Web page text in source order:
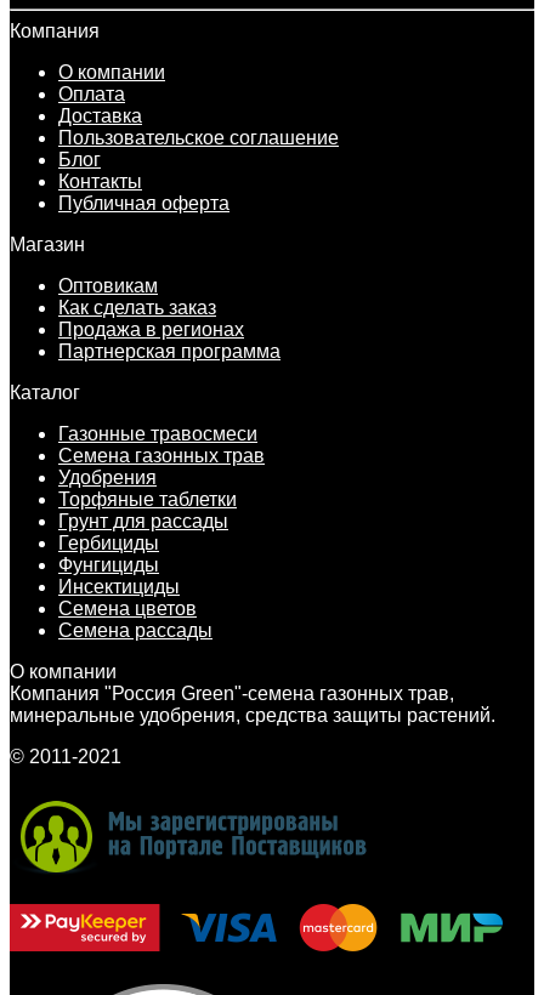
Компания
О компании
Оплата
Доставка
Пользовательское соглашение
Блог
Контакты
Публичная оферта
Магазин
Оптовикам
Как сделать заказ
Продажа в регионах
Партнерская программа
Каталог
Газонные травосмеси
Семена газонных трав
Удобрения
Торфяные таблетки
Грунт для рассады
Гербициды
Фунгициды
Инсектициды
Семена цветов
Семена рассады
О компании
Компания "Россия Green"-семена газонных трав,
минеральные удобрения, средства защиты растений.
© 2011-2021